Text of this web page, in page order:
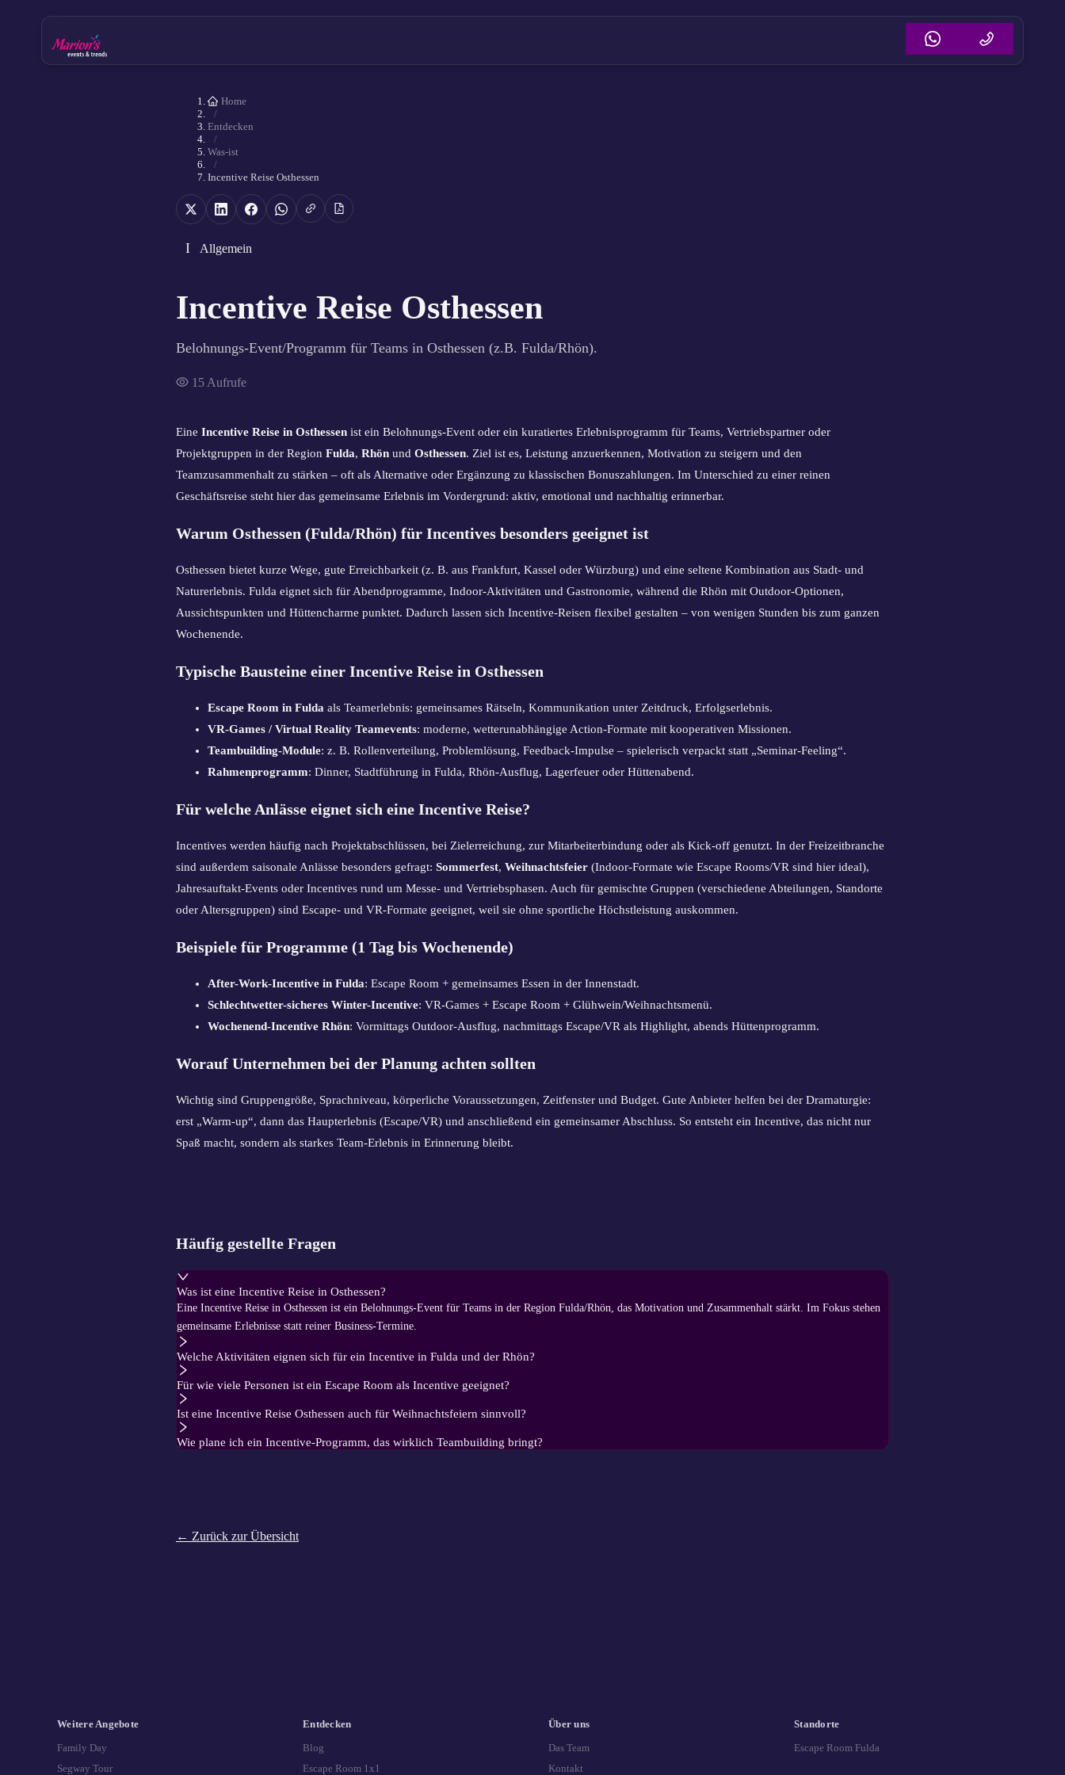
Home
/
Entdecken
/
Was-ist
/
Incentive Reise Osthessen
I Allgemein
Incentive Reise Osthessen
Belohnungs-Event/Programm für Teams in Osthessen (z.B. Fulda/Rhön).
15 Aufrufe
Eine Incentive Reise in Osthessen ist ein Belohnungs-Event oder ein kuratiertes Erlebnisprogramm für Teams, Vertriebspartner oder
Projektgruppen in der Region Fulda, Rhön und Osthessen. Ziel ist es, Leistung anzuerkennen, Motivation zu steigern und den
Teamzusammenhalt zu stärken – oft als Alternative oder Ergänzung zu klassischen Bonuszahlungen. Im Unterschied zu einer reinen
Geschäftsreise steht hier das gemeinsame Erlebnis im Vordergrund: aktiv, emotional und nachhaltig erinnerbar.
Warum Osthessen (Fulda/Rhön) für Incentives besonders geeignet ist
Osthessen bietet kurze Wege, gute Erreichbarkeit (z. B. aus Frankfurt, Kassel oder Würzburg) und eine seltene Kombination aus Stadt- und
Naturerlebnis. Fulda eignet sich für Abendprogramme, Indoor-Aktivitäten und Gastronomie, während die Rhön mit Outdoor-Optionen,
Aussichtspunkten und Hüttencharme punktet. Dadurch lassen sich Incentive-Reisen flexibel gestalten – von wenigen Stunden bis zum ganzen
Wochenende.
Typische Bausteine einer Incentive Reise in Osthessen
Escape Room in Fulda als Teamerlebnis: gemeinsames Rätseln, Kommunikation unter Zeitdruck, Erfolgserlebnis.
VR-Games / Virtual Reality Teamevents: moderne, wetterunabhängige Action-Formate mit kooperativen Missionen.
Teambuilding-Module: z. B. Rollenverteilung, Problemlösung, Feedback-Impulse – spielerisch verpackt statt „Seminar-Feeling“.
Rahmenprogramm: Dinner, Stadtführung in Fulda, Rhön-Ausflug, Lagerfeuer oder Hüttenabend.
Für welche Anlässe eignet sich eine Incentive Reise?
Incentives werden häufig nach Projektabschlüssen, bei Zielerreichung, zur Mitarbeiterbindung oder als Kick-off genutzt. In der Freizeitbranche
sind außerdem saisonale Anlässe besonders gefragt: Sommerfest, Weihnachtsfeier (Indoor-Formate wie Escape Rooms/VR sind hier ideal),
Jahresauftakt-Events oder Incentives rund um Messe- und Vertriebsphasen. Auch für gemischte Gruppen (verschiedene Abteilungen, Standorte
oder Altersgruppen) sind Escape- und VR-Formate geeignet, weil sie ohne sportliche Höchstleistung auskommen.
Beispiele für Programme (1 Tag bis Wochenende)
After-Work-Incentive in Fulda: Escape Room + gemeinsames Essen in der Innenstadt.
Schlechtwetter-sicheres Winter-Incentive: VR-Games + Escape Room + Glühwein/Weihnachtsmenü.
Wochenend-Incentive Rhön: Vormittags Outdoor-Ausflug, nachmittags Escape/VR als Highlight, abends Hüttenprogramm.
Worauf Unternehmen bei der Planung achten sollten
Wichtig sind Gruppengröße, Sprachniveau, körperliche Voraussetzungen, Zeitfenster und Budget. Gute Anbieter helfen bei der Dramaturgie:
erst „Warm-up“, dann das Haupterlebnis (Escape/VR) und anschließend ein gemeinsamer Abschluss. So entsteht ein Incentive, das nicht nur
Spaß macht, sondern als starkes Team-Erlebnis in Erinnerung bleibt.
Häufig gestellte Fragen
Was ist eine Incentive Reise in Osthessen?
Eine Incentive Reise in Osthessen ist ein Belohnungs-Event für Teams in der Region Fulda/Rhön, das Motivation und Zusammenhalt stärkt. Im Fokus stehen
gemeinsame Erlebnisse statt reiner Business-Termine.
Welche Aktivitäten eignen sich für ein Incentive in Fulda und der Rhön?
Für wie viele Personen ist ein Escape Room als Incentive geeignet?
Ist eine Incentive Reise Osthessen auch für Weihnachtsfeiern sinnvoll?
Wie plane ich ein Incentive-Programm, das wirklich Teambuilding bringt?
← Zurück zur Übersicht
Weitere Angebote
Family Day
Segway Tour
Entdecken
Blog
Escape Room 1x1
Über uns
Das Team
Kontakt
Standorte
Escape Room Fulda